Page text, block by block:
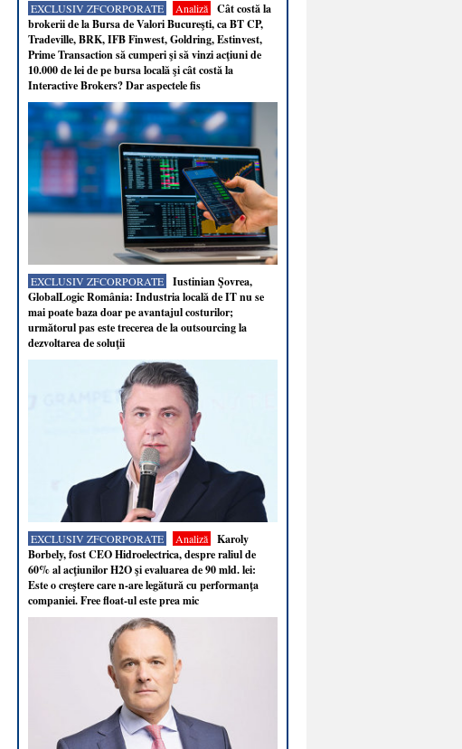
EXCLUSIV ZFCORPORATE Analiză
Cât costă la
brokerii de la Bursa de Valori Bucureşti, ca BT CP,
Tradeville, BRK, IFB Finwest, Goldring, Estinvest,
Prime Transaction să cumperi şi să vinzi acţiuni de
10.000 de lei de pe bursa locală şi cât costă la
Interactive Brokers? Dar aspectele fis
EXCLUSIV ZFCORPORATE
Iustinian Şovrea,
GlobalLogic România: Industria locală de IT nu se
mai poate baza doar pe avantajul costurilor;
următorul pas este trecerea de la outsourcing la
dezvoltarea de soluţii
EXCLUSIV ZFCORPORATE Analiză
Karoly
Borbely, fost CEO Hidroelectrica, despre raliul de
60% al acţiunilor H2O şi evaluarea de 90 mld. lei:
Este o creştere care n-are legătură cu performanţa
companiei. Free float-ul este prea mic